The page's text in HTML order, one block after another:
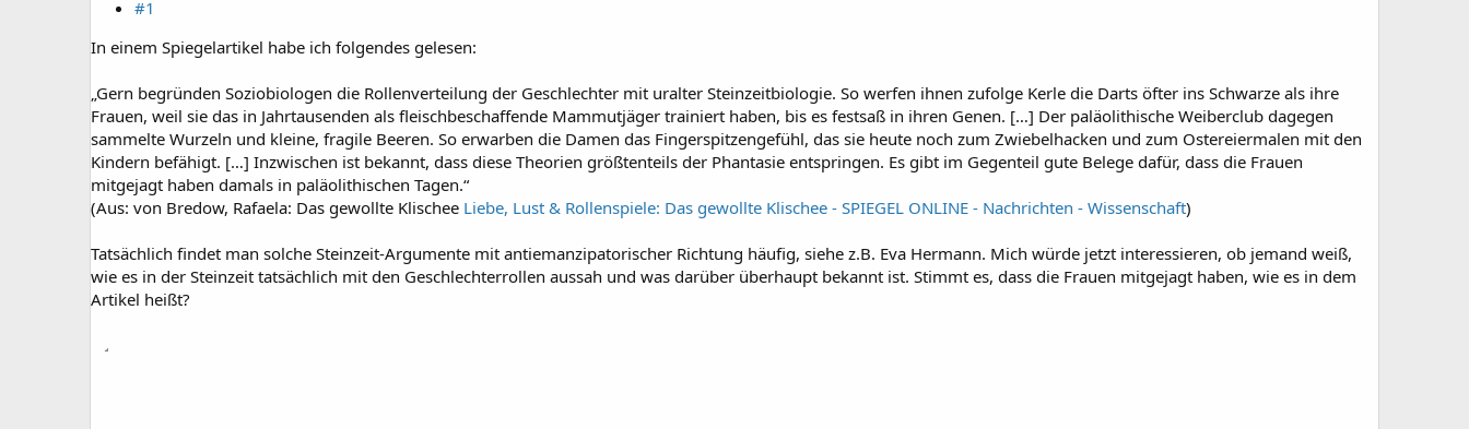
#1
In einem Spiegelartikel habe ich folgendes gelesen:
„Gern begründen Soziobiologen die Rollenverteilung der Geschlechter mit uralter Steinzeitbiologie. So werfen ihnen zufolge Kerle die Darts öfter ins Schwarze als ihre
Frauen, weil sie das in Jahrtausenden als fleischbeschaffende Mammutjäger trainiert haben, bis es festsaß in ihren Genen. […] Der paläolithische Weiberclub dagegen
sammelte Wurzeln und kleine, fragile Beeren. So erwarben die Damen das Fingerspitzengefühl, das sie heute noch zum Zwiebelhacken und zum Ostereiermalen mit den
Kindern befähigt. […] Inzwischen ist bekannt, dass diese Theorien größtenteils der Phantasie entspringen. Es gibt im Gegenteil gute Belege dafür, dass die Frauen
mitgejagt haben damals in paläolithischen Tagen.“
(Aus: von Bredow, Rafaela: Das gewollte Klischee Liebe, Lust & Rollenspiele: Das gewollte Klischee - SPIEGEL ONLINE - Nachrichten - Wissenschaft)
Tatsächlich findet man solche Steinzeit-Argumente mit antiemanzipatorischer Richtung häufig, siehe z.B. Eva Hermann. Mich würde jetzt interessieren, ob jemand weiß,
wie es in der Steinzeit tatsächlich mit den Geschlechterrollen aussah und was darüber überhaupt bekannt ist. Stimmt es, dass die Frauen mitgejagt haben, wie es in dem
Artikel heißt?